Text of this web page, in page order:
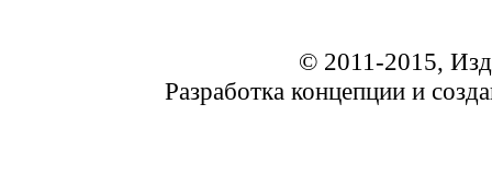
© 2011-2015,
Разработка концепции и